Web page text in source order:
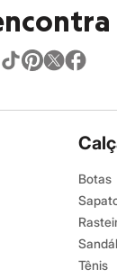
Botas
Tênis